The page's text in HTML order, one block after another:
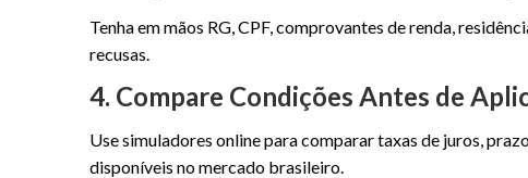
Tenha em mãos RG, CPF, comprovantes de renda,
recusas.
4. Compare Condições Antes de
Use simuladores online para comparar taxas de juros,
disponíveis no mercado brasileiro.